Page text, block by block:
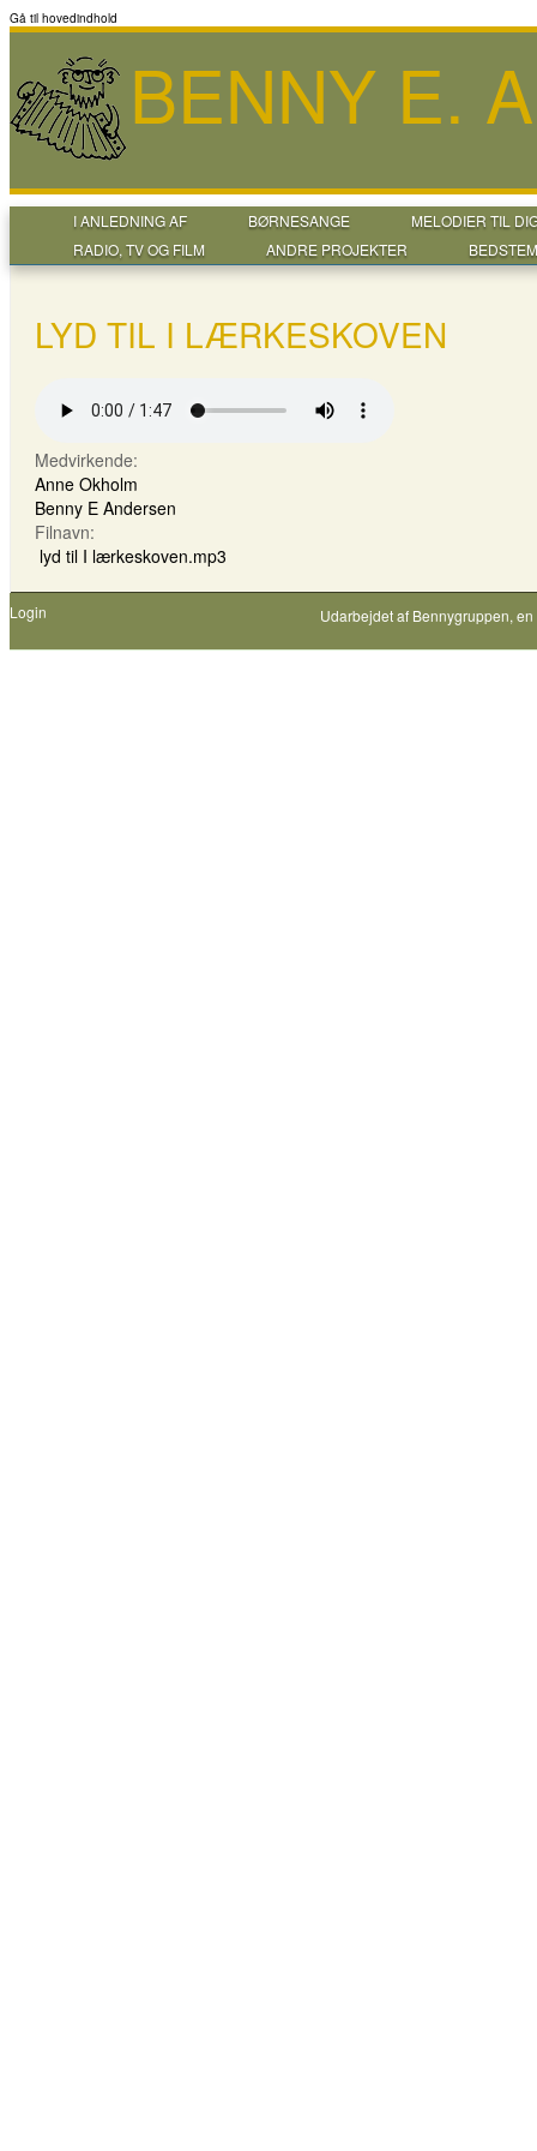
Gå til hovedindhold
BENNY E.
I ANLEDNING AF BØRNESANGE
MELODIER TIL
RADIO, TV OG FILM
ANDRE PROJEKTER
LYD TIL I LÆRKESKOVEN
Medvirkende:
Anne Okholm
Benny E Andersen
Filnavn:
lyd til I lærkeskoven.mp3
Login Udarbejdet af Bennygruppen,